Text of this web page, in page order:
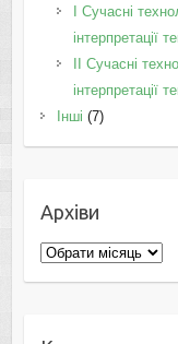
I Cучасні
інтерпретації
II Cучасні
інтерпретації
Інші (7)
Архіви
Архіви